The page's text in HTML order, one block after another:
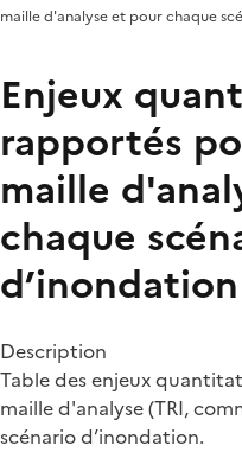
maille d'analyse et pour chaque
Enjeux
rapportés
maille
chaque
d’inondation
Description
Table des enjeux
maille d'analyse (TRI,
scénario d’inondation.